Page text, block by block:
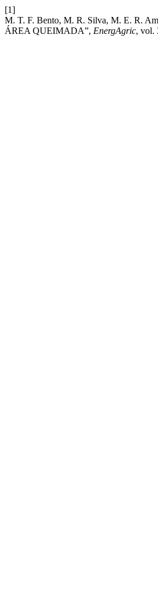
[1]
M. T. F. Bento, M. R. Silva, M. E. R.
ÁREA QUEIMADA”, EnergAgric, vol.